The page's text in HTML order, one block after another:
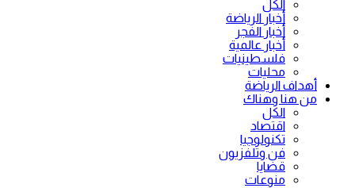
الكل
أخبار الرياضة
أخبار الفجر
أخبار عالمية
فلسطينيات
محليات
أهداف الرياضة
من هنا وهناك
الكل
اقتصاد
تكنولوجيا
فن وتلفزيون
قضايا
منوعات